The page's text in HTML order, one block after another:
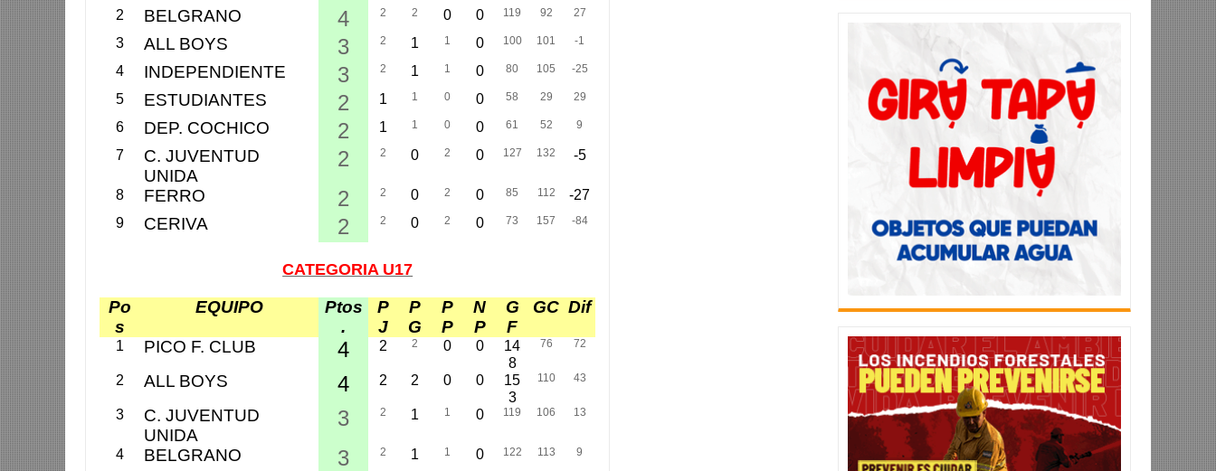
2 BELGRANO 4 2 2 0 0 119 92 27
3 ALL BOYS 3 2 1 1 0 100 101 -1
4 INDEPENDIENTE 3 2 1 1 0 80 105 -25
5 ESTUDIANTES 2 1 1 0 0 58 29 29
6 DEP. COCHICO 2 1 1 0 0 61 52 9
7
C. JUVENTUD
UNIDA
2 2 0 2 0 127 132 -5
8 FERRO 2 2 0 2 0 85 112
-27
9
CERIVA 2 2 0 2 0 73 157 -84
CATEGORIA U17
Po
s
EQUIPO
Ptos
.
P
J
P
G
P
P
N
P
G
F
GC Dif
1 PICO F. CLUB 4 2 2 0 0
14
8
76 72
2 ALL BOYS 4 2 2 0 0
15
3
110 43
3
C. JUVENTUD
UNIDA
3 2 1 1 0 119 106 13
4 BELGRANO 3 2 1 1 0 122 113 9